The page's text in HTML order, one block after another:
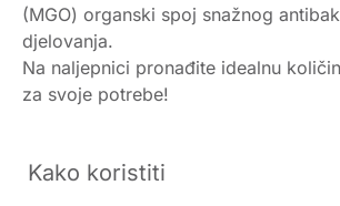
(MGO) organski spoj snažnog
djelovanja.
Na naljepnici pronađite idealnu
za svoje potrebe!
Kako koristiti